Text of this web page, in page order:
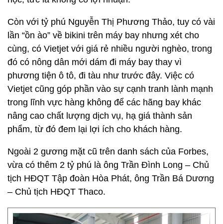
Còn với tỷ phú Nguyễn Thị Phương Thảo, tuy có vài
lần “ồn ào” về bikini trên máy bay nhưng xét cho
cùng, có Vietjet với giá rẻ nhiều người nghèo, trong
đó có nông dân mới dám đi máy bay thay vì
phương tiện ô tô, đi tàu như trước đây. Việc có
Vietjet cũng góp phần vào sự cạnh tranh lành mạnh
trong lĩnh vực hàng không để các hãng bay khác
nâng cao chất lượng dịch vụ, hạ giá thành sản
phẩm, từ đó đem lại lợi ích cho khách hàng.
Ngoài 2 gương mặt cũ trên danh sách của Forbes,
vừa có thêm 2 tỷ phú là ông Trần Đình Long – Chủ
tịch HĐQT Tập đoàn Hòa Phát, ông Trần Bá Dương
– Chủ tịch HĐQT Thaco.